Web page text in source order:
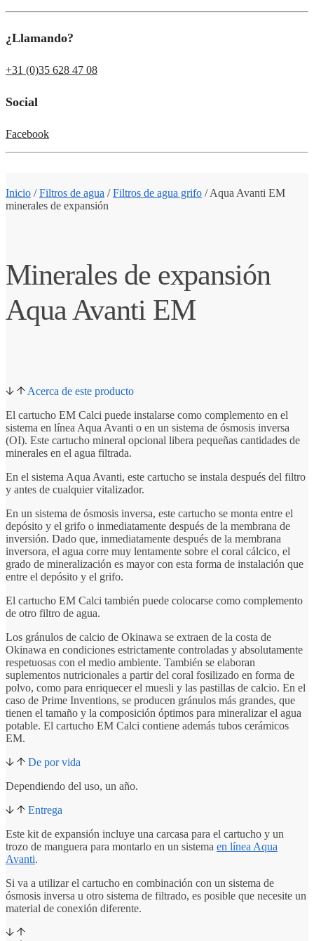
¿Llamando?
+31 (0)35 628 47 08
Social
Facebook
Inicio /Filtros de agua /Filtros de agua grifo /Aqua Avanti EM
minerales de expansión
Minerales de expansión
Aqua Avanti EM
Acerca de este producto
El cartucho EM Calci puede instalarse como complemento en el
sistema en línea Aqua Avanti o en un sistema de ósmosis inversa
(OI). Este cartucho mineral opcional libera pequeñas cantidades de
minerales en el agua filtrada.
En el sistema Aqua Avanti, este cartucho se instala después del filtro
y antes de cualquier vitalizador.
En un sistema de ósmosis inversa, este cartucho se monta entre el
depósito y el grifo o inmediatamente después de la membrana de
inversión. Dado que, inmediatamente después de la membrana
inversora, el agua corre muy lentamente sobre el coral cálcico, el
grado de mineralización es mayor con esta forma de instalación que
entre el depósito y el grifo.
El cartucho EM Calci también puede colocarse como complemento
de otro filtro de agua.
Los gránulos de calcio de Okinawa se extraen de la costa de
Okinawa en condiciones estrictamente controladas y absolutamente
respetuosas con el medio ambiente. También se elaboran
suplementos nutricionales a partir del coral fosilizado en forma de
polvo, como para enriquecer el muesli y las pastillas de calcio. En el
caso de Prime Inventions, se producen gránulos más grandes, que
tienen el tamaño y la composición óptimos para mineralizar el agua
potable. El cartucho EM Calci contiene además tubos cerámicos
EM.
De por vida
Dependiendo del uso, un año.
Entrega
Este kit de expansión incluye una carcasa para el cartucho y un
trozo de manguera para montarlo en un sistema en línea Aqua
Avanti.
Si va a utilizar el cartucho en combinación con un sistema de
ósmosis inversa u otro sistema de filtrado, es posible que necesite un
material de conexión diferente.